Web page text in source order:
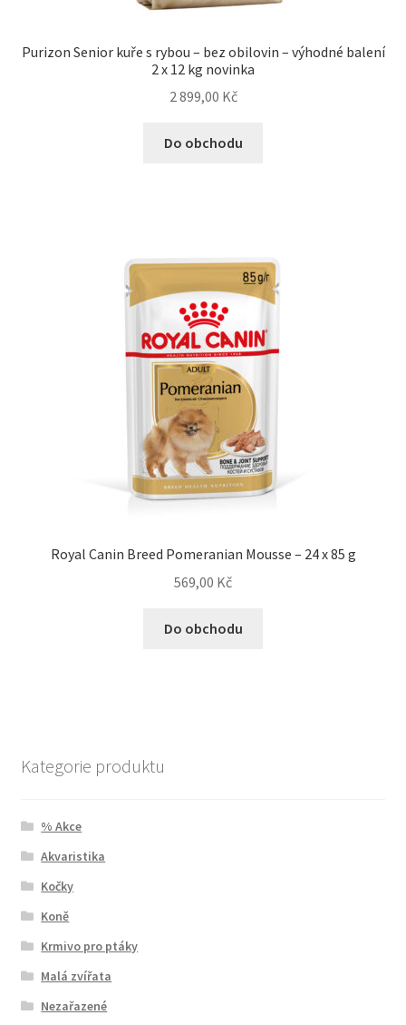
Purizon Senior kuře s rybou – bez obilovin – výhodné balení
2 x 12 kg novinka
2 899,00 Kč
Do obchodu
Royal Canin Breed Pomeranian Mousse – 24 x 85 g
569,00 Kč
Do obchodu
Kategorie produktu
% Akce
Akvaristika
Kočky
Koně
Krmivo pro ptáky
Malá zvířata
Nezařazené